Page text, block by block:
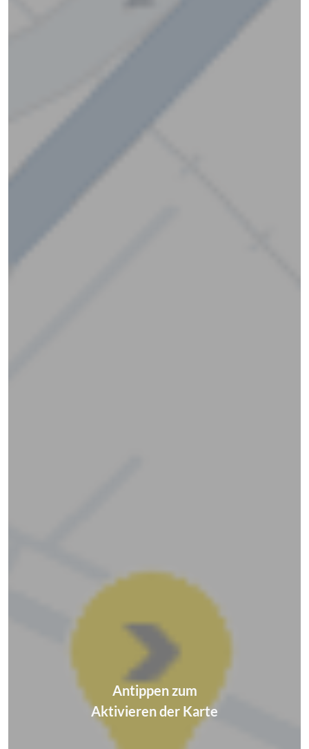
Antippen zum
Aktivieren der Karte